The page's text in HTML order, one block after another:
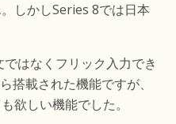
しかしSeries 8では日本
はなくフリック入力でき
搭載された機能ですが、
欲しい機能でした。